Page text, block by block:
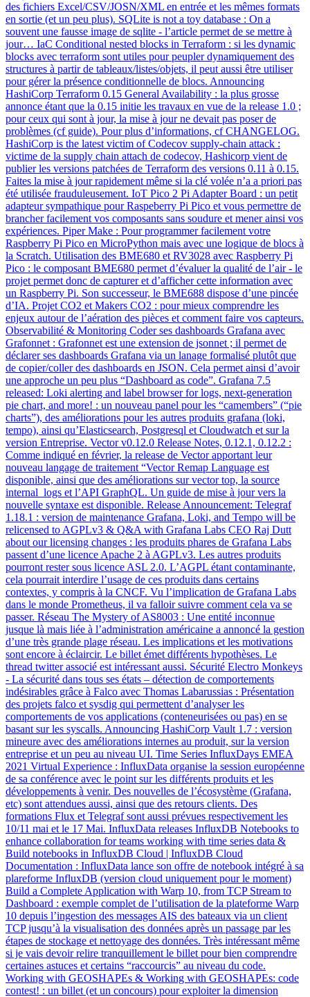
des fichiers Excel/CSV/JOSN/XML en entrée et les mêmes formats
en sortie (et un peu plus). SQLite is not a toy database : On a
souvent une fausse image de sqlite - l’article permet de se mettre à
jour… IaC Conditional nested blocks in Terraform : si les dynamic
blocks avec terraform sont utiles pour peupler dynamiquement des
structures à partir de tableaux/listes/objets, il peut aussi être utiliser
pour gérer la présence conditionnelle de blocs. Announcing
HashiCorp Terraform 0.15 General Availability : la plus grosse
annonce étant que la 0.15 initie les travaux en vue de la release 1.0 ;
pour ceux qui sont à jour, la mise à jour ne devait pas poser de
problèmes (cf guide). Pour plus d’informations, cf CHANGELOG.
HashiCorp is the latest victim of Codecov supply-chain attack :
victime de la supply chain attach de codecov, Hashicorp vient de
publier les versions patchées de Terraform des versions 0.11 à 0.15.
Faites la mise à jour rapidement même si la clé volée n’a a priori pas
été utilisée frauduleusement. IoT Pico 2 Pi Adapter Board : un petit
adapteur sympathique pour Raspeberry Pi Pico et vous permettre de
brancher facilement vos composants sans soudure et mener ainsi vos
expériences. Piper Make : Pour programmer facilement votre
Raspberry Pi Pico en MicroPython mais avec une logique de blocs à
la Scratch. Utilisation des BME680 et RV3028 avec Raspberry Pi
Pico : le composant BME680 permet d’évaluer la qualité de l’air - le
projet permet donc de capturer et d’afficher cette information avec
un Raspberry Pi. Son successeur, le BME688 dispose d’une pincée
d’IA. Projet CO2 et Makers CO2 : pour mieux comprendre les
enjeux autour de l’aération des pièces et comment faire vos capteurs.
Observabilité & Monitoring Coder ses dashboards Grafana avec
Grafonnet : Grafonnet est une extension de jsonnet ; il permet de
déclarer ses dashboards Grafana via un lanage formalisé plutôt que
de copier/coller des dashboards en JSON. Cela permet ainsi d’avoir
une approche un peu plus “Dashboard as code”. Grafana 7.5
released: Loki alerting and label browser for logs, next-generation
pie chart, and more! : un nouveau panel pour les “camembers” (“pie
charts”), des améliorations pour les autres produits grafana (loki,
tempo), ainsi qu’Elasticsearch, Postgresql et Cloudwatch et sur la
version Entreprise. Vector v0.12.0 Release Notes, 0.12.1, 0.12.2 :
Comme indiqué en février, la release de Vector apportant leur
nouveau langage de traitement “Vector Remap Language est
disponible, ainsi que des améliorations sur vector top, la source
internal_logs et l’API GraphQL. Un guide de mise à jour vers la
nouvelle syntaxe est disponible. Release Announcement: Telegraf
1.18.1 : version de maintenance Grafana, Loki, and Tempo will be
relicensed to AGPLv3 & Q&A with Grafana Labs CEO Raj Dutt
about our licensing changes : les produits phares de Grafana Labs
passent d’une licence Apache 2 à AGPLv3. Les autres produits
pourront rester sous licence ASL 2.0. L’AGPL étant contaminante,
cela pourrait interdire l’usage de ces produits dans certains
contextes, y compris à la CNCF. Vu l’implication de Grafana Labs
dans le monde Prometheus, il va falloir suivre comment cela va se
passer. Réseau The Mystery of AS8003 : Une entité inconnue
jusque là mais liée à l’administration américaine a annoncé la gestion
d’une très grande plage réseau. Les implications et les motivations
sont encore à éclaircir. Le billet émet différents hypothèses. Le
thread twitter associé est intéressant aussi. Sécurité Electro Monkeys
- La sécurité dans tous ses états – détection de comportements
indésirables grâce à Falco avec Thomas Labarussias : Présentation
des projets falco et sysdig qui permettent d’analyser les
comportements de vos applications (conteneurisées ou pas) en se
basant sur les syscalls. Announcing HashiCorp Vault 1.7 : version
mineure avec des améliorations internes au produit, sur la version
entreprise et un peu au niveau UI. Time Series InfluxDays EMEA
2021 Virtual Experience : InfluxData organise la session européenne
de sa conférence avec le point sur les différents produits et les
développements à venir. Des nouvelles de l’écosystème (Grafana,
etc) sont attendues aussi, ainsi que des retours clients. Des
formations Flux et Telegraf sont aussi prévues respectivement les
10/11 mai et le 17 Mai. InfluxData releases InfluxDB Notebooks to
enhance collaboration for teams working with time series data &
Build notebooks in InfluxDB Cloud | InfluxDB Cloud
Documentation : InfluxData lance son offre de notebook intégré à sa
plareforme InfluxDB (version cloud uniquement pour le moment)
Build a Complete Application with Warp 10, from TCP Stream to
Dashboard : exemple complet de l’utilisation de la plateforme Warp
10 depuis l’ingestion des messages AIS des bateaux via un client
TCP jusqu’à la visualisation des données après un passage par les
étapes de stockage et nettoyage des données. Très intéressant même
si je vais devoir relire tranquillement le billet pour bien comprendre
certaines astuces et certains “raccourcis” au niveau du code.
Working with GEOSHAPEs & Working with GEOSHAPEs: code
contest! : un billet (et un concours) pour exploiter la dimension